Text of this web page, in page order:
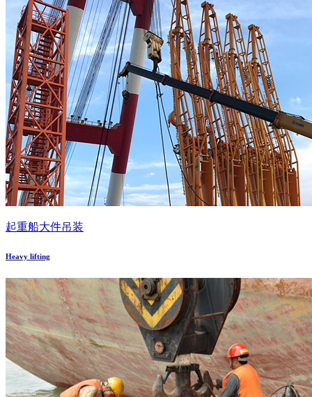
起重船大件吊装
Heavy lifting